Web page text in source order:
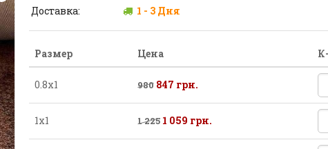
Доставка:
1 - 3 Дня
Размер Цена
0.8х1 980 847 грн.
1х1 1 225 1 059 грн.